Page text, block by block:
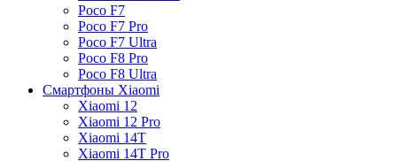
Poco F7
Poco F7 Pro
Poco F7 Ultra
Poco F8 Pro
Poco F8 Ultra
Смартфоны Xiaomi
Xiaomi 12
Xiaomi 12 Pro
Xiaomi 14T
Xiaomi 14T Pro